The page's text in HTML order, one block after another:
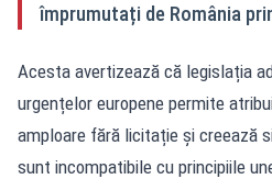
împrumutați de România
Acesta avertizează că legislația
urgențelor europene permite
amploare fără licitație și creează
sunt incompatibile cu principiile